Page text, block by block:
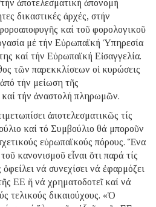
ἀποτελεσματική ἀπονομή
δικαστικές ἀρχές, στήν
καί τοῦ φορολογικοῦ
μέ τήν Εὐρωπαϊκή Ὑπηρεσία
καί τήν Εὐρωπαϊκή Εἰσαγγελία.
τῶν παρεκκλίσεων οἱ κυρώσεις
τήν μείωση τῆς
τήν ἀναστολή πληρωμῶν.
ἀποτελεσματικῶς τίς
καί τό Συμβούλιο θά μποροῦν
εὐρωπαϊκούς πόρους. Ἕνα
κανονισμοῦ εἶναι ὅτι παρά τίς
νά συνεχίσει νά ἐφαρμόζει
ΕΕ ἤ νά χρηματοδοτεῖ καί νά
τελικούς δικαιούχους. «Ὁ